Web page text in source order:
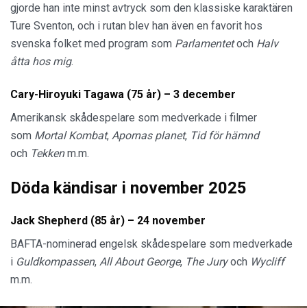
gjorde han inte minst avtryck som den klassiske karaktären
Ture Sventon, och i rutan blev han även en favorit hos
svenska folket med program som Parlamentetoch Halv
åtta hos mig.
Cary-Hiroyuki Tagawa (75 år) – 3 december
Amerikansk skådespelare som medverkade i filmer
som Mortal Kombat, Apornas planet, Tid för hämnd
och Tekkenm.m.
Döda kändisar i november 2025
Jack Shepherd (85 år) – 24 november
BAFTA-nominerad engelsk skådespelare som medverkade
i Guldkompassen, All About George, The Juryoch Wycliff
m.m.